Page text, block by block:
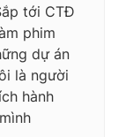
tới CTĐ
phim
dự án
là người
hành